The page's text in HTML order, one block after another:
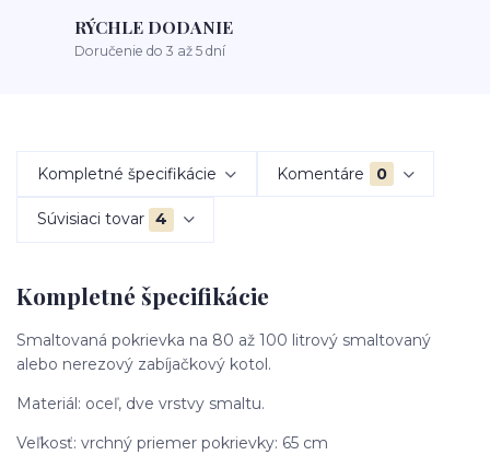
RÝCHLE DODANIE
Doručenie do 3 až 5 dní
Kompletné špecifikácie Komentáre 0
Súvisiaci tovar 4
Kompletné špecifikácie
Smaltovaná pokrievka na 80 až 100 litrový smaltovaný
alebo nerezový zabíjačkový kotol.
Materiál: oceľ, dve vrstvy smaltu.
Veľkosť: vrchný priemer pokrievky: 65 cm